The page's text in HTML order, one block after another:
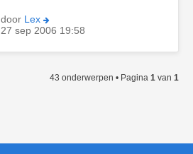
door Lex
27 sep 2006 19:58
43 onderwerpen • Pagina 1 van 1